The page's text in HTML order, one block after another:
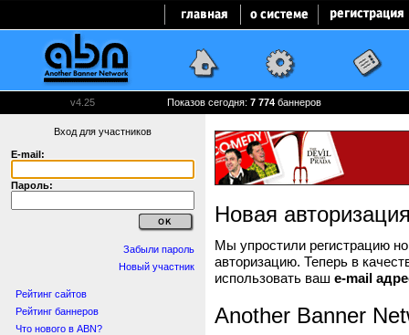
v4.25 Показов сегодня: 7 774 баннеров
Вход для участников
E-mail:
Пароль:
Забыли пароль
Новый участник
Рейтинг сайтов
Рейтинг баннеров
Что нового в ABN?
Новая
Мы упростили регистрацию
авторизацию. Теперь в
использовать ваш e-mail
Another Banner